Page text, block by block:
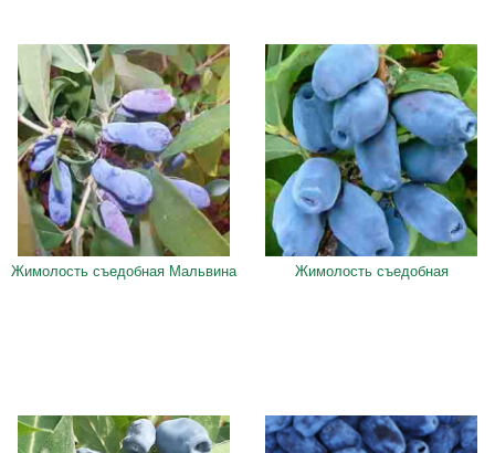
Жимолость съедобная Мальвина Жимолость съедобная